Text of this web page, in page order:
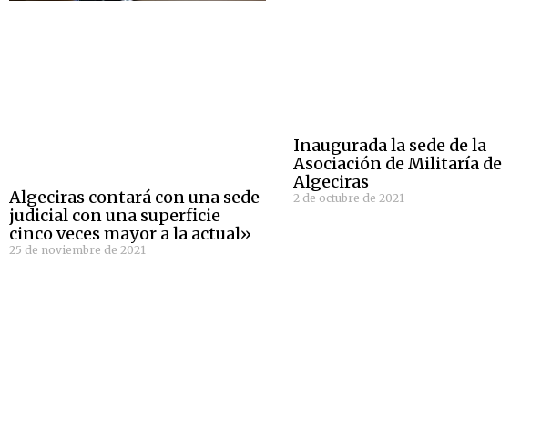
Algeciras contará con una sede
judicial con una superficie
cinco veces mayor a la actual»
25 de noviembre de 2021
Inaugurada la sede de la
Asociación de Militaría de
Algeciras
2 de octubre de 2021